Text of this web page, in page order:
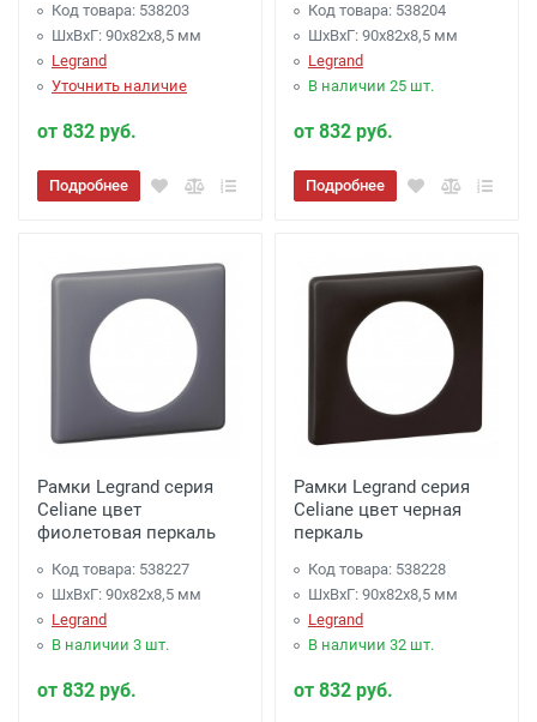
Код товара: 538203
ШхВхГ: 90x82x8,5 мм
Legrand
Уточнить наличие
от 832 руб.
Подробнее
Код товара: 538204
ШхВхГ: 90x82x8,5 мм
Legrand
В наличии 25 шт.
от 832 руб.
Подробнее
Рамки Legrand серия
Celiane цвет
фиолетовая перкаль
Код товара: 538227
ШхВхГ: 90x82x8,5 мм
Legrand
В наличии 3 шт.
от 832 руб.
Рамки Legrand серия
Celiane цвет черная
перкаль
Код товара: 538228
ШхВхГ: 90x82x8,5 мм
Legrand
В наличии 32 шт.
от 832 руб.